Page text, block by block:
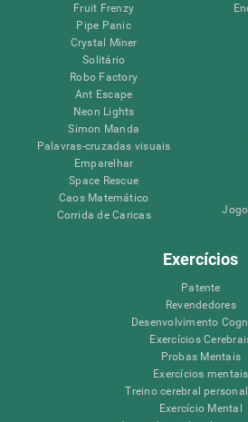
Fruit Frenzy
Pipe Panic
Crystal Miner
Solitário
Robo Factory
Ant Escape
Neon Lights
Simon Manda
Palavras-cruzadas visuais
Emparelhar
Space Rescue
Caos Matemático
Corrida de Caricas
Exercícios
Patente
Revendedores
Desenvolvimento
Exercícios
Probas Mentais
Exercícios mentais
Treino cerebral
Exercício Mental